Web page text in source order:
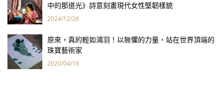
中的那道光》詩意刻畫現代女性堅韌樣貌
2024/12/26
原來，真的輕如鴻羽！以無懼的力量，站在世界頂端的
珠寶藝術家
2020/04/18